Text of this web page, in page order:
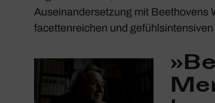
Ausein­an­der­set­zung mit Beet­ho­vens
facet­ten­rei­chen und